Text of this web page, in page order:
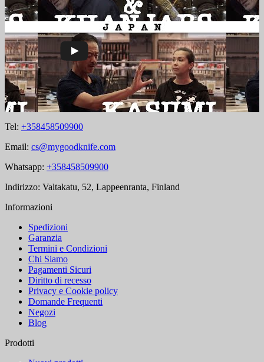
Tel: +358458509900
Email: cs@mygoodknife.com
Whatsapp: +358458509900
Indirizzo: Valtakatu, 52, Lappeenranta, Finland
Informazioni
Spedizioni
Garanzia
Termini e Condizioni
Chi Siamo
Pagamenti Sicuri
Diritto di recesso
Privacy e Cookie policy
Domande Frequenti
Negozi
Blog
Prodotti